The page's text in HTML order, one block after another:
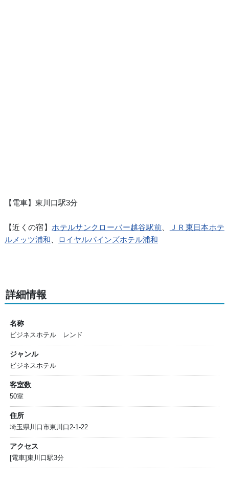
【電車】東川口駅3分
【近くの宿】 ホテルサンクローバー越谷駅前
ＪＲ東日本ホテ
ルメッツ浦和
ロイヤルパインズホテル浦和
詳細情報
名称
ビジネスホテル レンド
ジャンル
ビジネスホテル
客室数
50室
住所
埼玉県川口市東川口2-1-22
アクセス
[電車]東川口駅3分